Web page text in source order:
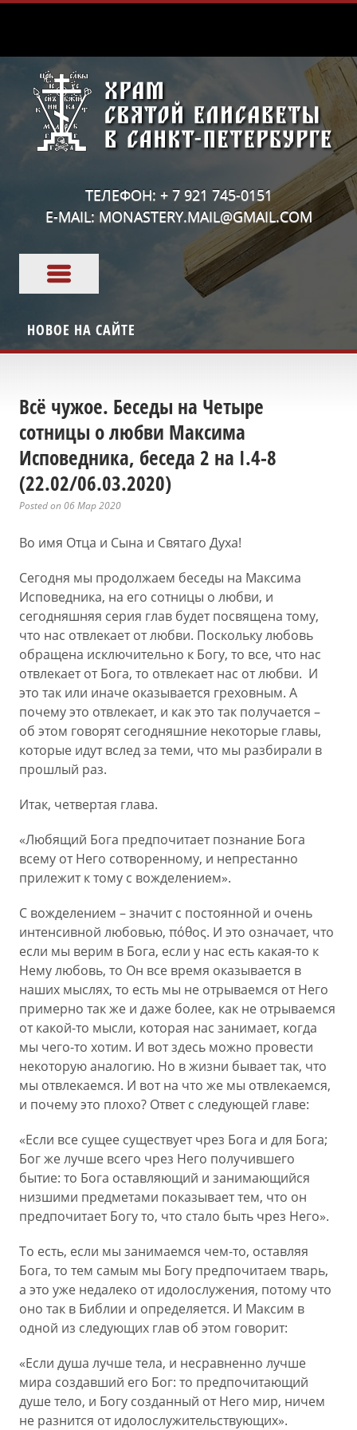
ТЕЛЕФОН: + 7 921 745-0151
E-MAIL: MONASTERY.MAIL@GMAIL.COM
НОВОЕ НА САЙТЕ
Всё чужое. Беседы на Четыре
сотницы о любви Максима
Исповедника, беседа 2 на I.4-8
(22.02/06.03.2020)
Posted on 06 Мар 2020
Во имя Отца и Сына и Святаго Духа!
Сегодня мы продолжаем беседы на Максима
Исповедника, на его сотницы о любви, и
сегодняшняя серия глав будет посвящена тому,
что нас отвлекает от любви. Поскольку любовь
обращена исключительно к Богу, то все, что нас
отвлекает от Бога, то отвлекает нас от любви. И
это так или иначе оказывается греховным. А
почему это отвлекает, и как это так получается –
об этом говорят сегодняшние некоторые главы,
которые идут вслед за теми, что мы разбирали в
прошлый раз.
Итак, четвертая глава.
«Любящий Бога предпочитает познание Бога
всему от Него сотворенному, и непрестанно
прилежит к тому с вожделением».
С вожделением – значит с постоянной и очень
интенсивной любовью, πόθος. И это означает, что
если мы верим в Бога, если у нас есть какая-то к
Нему любовь, то Он все время оказывается в
наших мыслях, то есть мы не отрываемся от Него
примерно так же и даже более, как не отрываемся
от какой-то мысли, которая нас занимает, когда
мы чего-то хотим. И вот здесь можно провести
некоторую аналогию. Но в жизни бывает так, что
мы отвлекаемся. И вот на что же мы отвлекаемся,
и почему это плохо? Ответ с следующей главе:
«Если все сущее существует чрез Бога и для Бога;
Бог же лучше всего чрез Него получившего
бытие: то Бога оставляющий и занимающийся
низшими предметами показывает тем, что он
предпочитает Богу то, что стало быть чрез Него».
То есть, если мы занимаемся чем-то, оставляя
Бога, то тем самым мы Богу предпочитаем тварь,
а это уже недалеко от идолослужения, потому что
оно так в Библии и определяется. И Максим в
одной из следующих глав об этом говорит:
«Если душа лучше тела, и несравненно лучше
мира создавший его Бог: то предпочитающий
душе тело, и Богу созданный от Него мир, ничем
не разнится от идолослужительствующих».